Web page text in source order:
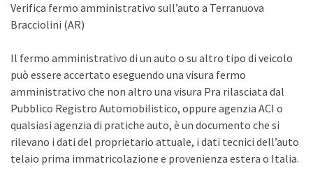
Verifica fermo amministrativo sull’auto a Terranuova
Bracciolini (AR)
Il fermo amministrativo di un auto o su altro tipo di veicolo
può essere accertato eseguendo una visura fermo
amministrativo che non altro una visura Pra rilasciata dal
Pubblico Registro Automobilistico, oppure agenzia ACI o
qualsiasi agenzia di pratiche auto, è un documento che si
rilevano i dati del proprietario attuale, i dati tecnici dell’auto
telaio prima immatricolazione e provenienza estera o Italia.